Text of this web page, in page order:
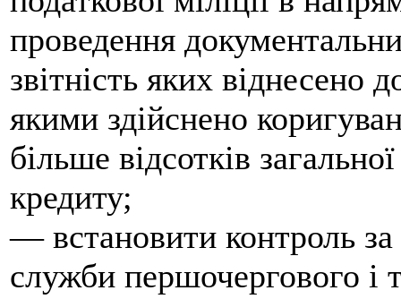
проведення
звітність яких віднесено
якими здійснено
більше відсотків
кредиту;
— встановити контроль за
служби першочергового і